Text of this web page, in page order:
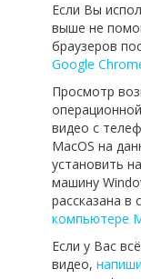
Если Вы
выше не
браузеров
Google
Просмотр
видео с
MacOS на
установить
машину
рассказана в
компьютере
Если у Вас
видео,